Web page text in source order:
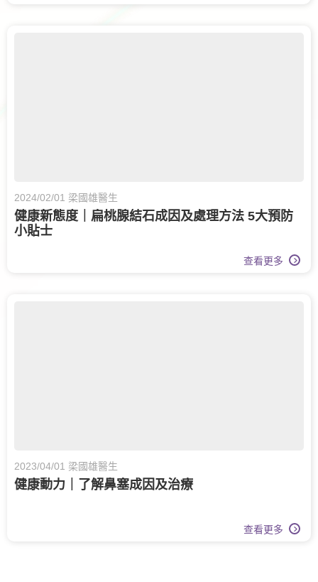
2024/02/01 梁國雄醫生
健康新態度｜扁桃腺結石成因及處理方法 5大預防
小貼士
查看更多
2023/04/01 梁國雄醫生
健康動力｜了解鼻塞成因及治療
查看更多